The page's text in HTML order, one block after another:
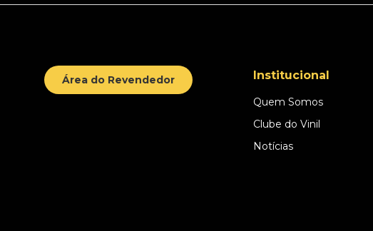
Área do Revendedor Institucional
Quem Somos
Clube do Vinil
Notícias